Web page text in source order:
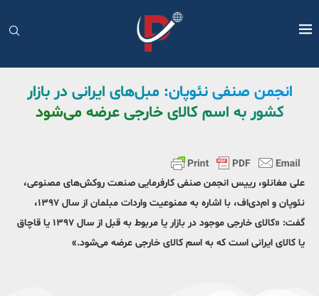
انجمن صنفی نئوپان: مبل‌های ایرانی در بازار
کشور به اسم کالای خارجی عرضه می‌شود
علی مغانلو،‌ رییس انجمن صنفی کارفرمایی صنعت روکش‌های مصنوعی،
نئوپان و ام‌دی‌اف، با اشاره به ممنوعیت واردات مبلمان از سال ۱۳۹۷،
گفت: «کالای خارجی موجود در بازار یا مربوط به قبل از سال ۱۳۹۷ یا قاچاق
یا کالای ایرانی است که به اسم کالای خارجی عرضه می‌شود.»